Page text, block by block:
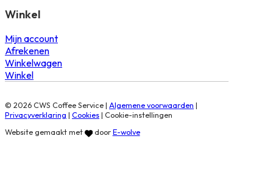
Winkel
Mijn account
Afrekenen
Winkelwagen
Winkel
© 2026 CWS Coffee Service | Algemene voorwaarden |
Privacyverklaring | Cookies| Cookie-instellingen
Website gemaakt met
doorE-wolve